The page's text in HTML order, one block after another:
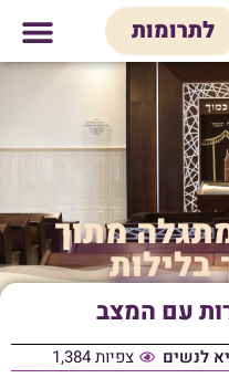
לתרומות
מתוך
עם המצב
לנשים צפיות 1,384